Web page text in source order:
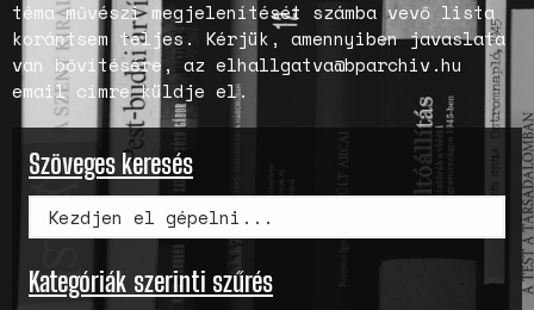
War Is a Male Game
Zweiter Weltkrieg: Sexuelle
Gewalt als Kriegswaffe
téma művészi megjelenítését számba vevő lista
korántsem teljes. Kérjük, amennyiben javaslata
van bővítésére, az elhallgatva@bparchiv.hu
email címre küldje el.
Szöveges keresés
Kategóriák szerinti szűrés